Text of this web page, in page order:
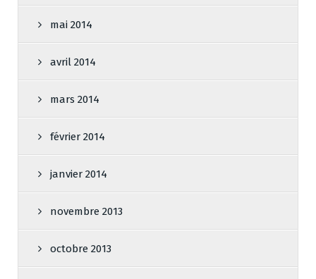
mai 2014
avril 2014
mars 2014
février 2014
janvier 2014
novembre 2013
octobre 2013